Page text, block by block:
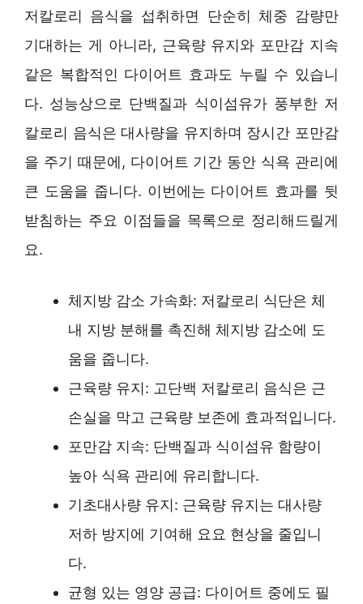
저칼로리 음식을 섭취하면 단순히 체중 감량만
기대하는 게 아니라, 근육량 유지와 포만감 지속
같은 복합적인 다이어트 효과도 누릴 수 있습니
다. 성능상으로 단백질과 식이섬유가 풍부한 저
칼로리 음식은 대사량을 유지하며 장시간 포만감
을 주기 때문에, 다이어트 기간 동안 식욕 관리에
큰 도움을 줍니다. 이번에는 다이어트 효과를 뒷
받침하는 주요 이점들을 목록으로 정리해드릴게
요.
체지방 감소 가속화: 저칼로리 식단은 체
내 지방 분해를 촉진해 체지방 감소에 도
움을 줍니다.
근육량 유지: 고단백 저칼로리 음식은 근
손실을 막고 근육량 보존에 효과적입니다.
포만감 지속: 단백질과 식이섬유 함량이
높아 식욕 관리에 유리합니다.
기초대사량 유지: 근육량 유지는 대사량
저하 방지에 기여해 요요 현상을 줄입니
다.
균형 있는 영양 공급: 다이어트 중에도 필